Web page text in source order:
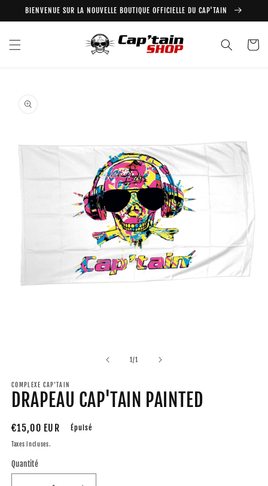
passer
au
BIENVENUE SUR LA NOUVELLE BOUTIQUE OFFICIELLE DU CAP'TAIN
Panier
informations
produits
une
fenêtre
modale
1/de1
COMPLEXE CAP'TAIN
DRAPEAU CAP'TAIN PAINTED
Prix
habituel
€15,00 EUR Épuisé
Taxes incluses.
Quantité